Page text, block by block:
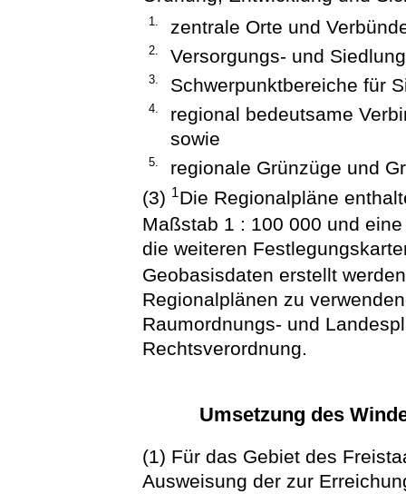
1. zentrale Orte und
2. Versorgungs- und
3. Schwerpunktbereiche für
4.
regional bedeutsame
sowie
5.
regionale Grünzüge und
(3) 1Die Regionalpläne
Maßstab 1 : 100 000 und
die weiteren
Geobasisdaten erstellt
Regionalplänen zu
Raumordnungs- und
Rechtsverordnung.
Umsetzung des
(1) Für das Gebiet des
Ausweisung der zur